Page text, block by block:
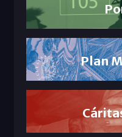
Plan